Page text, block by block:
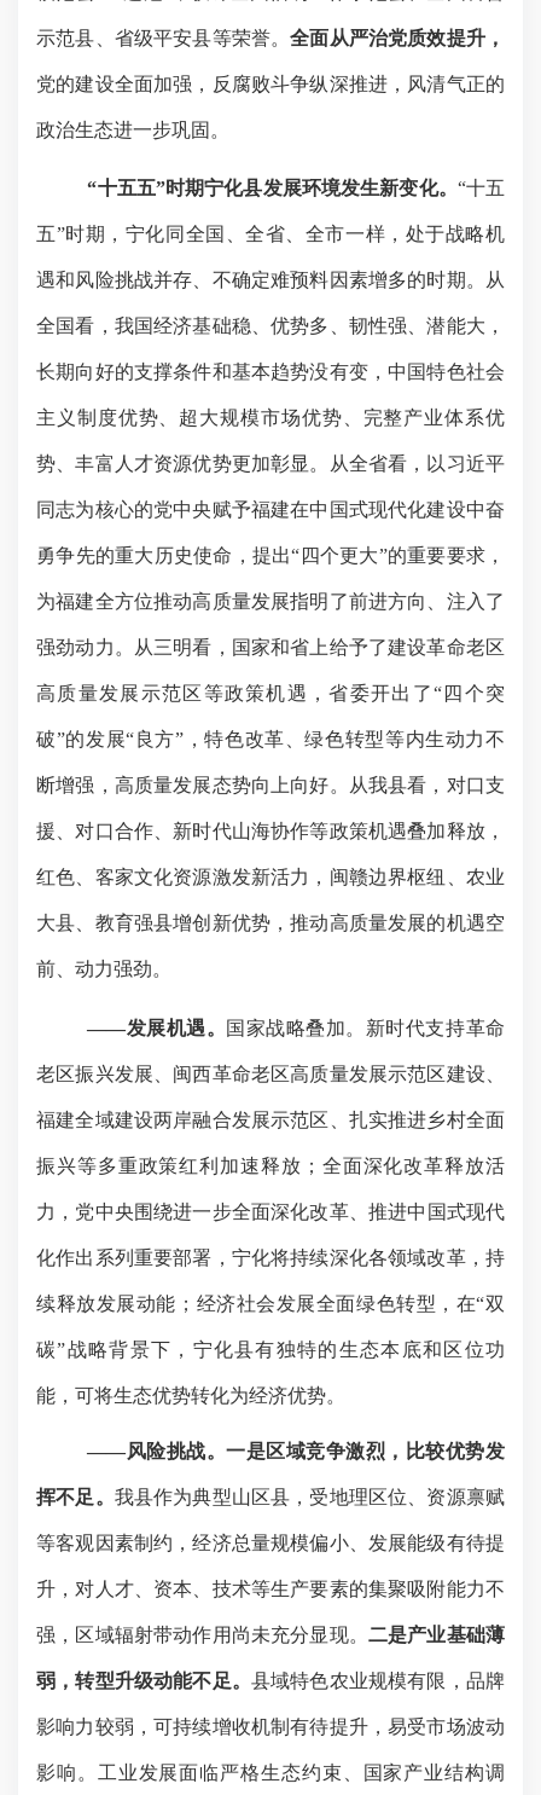
示范县、省级平安县等荣誉。全面从严治党质效提升，
党的建设全面加强，反腐败斗争纵深推进，风清气正的
政治生态进一步巩固。
“十五五”时期宁化县发展环境发生新变化。 “十五
五”时期，宁化同全国、全省、全市一样，处于战略机
遇和风险挑战并存、不确定难预料因素增多的时期。从
全国看，我国经济基础稳、优势多、韧性强、潜能大，
长期向好的支撑条件和基本趋势没有变，中国特色社会
主义制度优势、超大规模市场优势、完整产业体系优
势、丰富人才资源优势更加彰显。从全省看，以习近平
同志为核心的党中央赋予福建在中国式现代化建设中奋
勇争先的重大历史使命，提出“四个更大”的重要要求，
为福建全方位推动高质量发展指明了前进方向、注入了
强劲动力。从三明看，国家和省上给予了建设革命老区
高质量发展示范区等政策机遇，省委开出了“四个突
破”的发展“良方”，特色改革、绿色转型等内生动力不
断增强，高质量发展态势向上向好。从我县看，对口支
援、对口合作、新时代山海协作等政策机遇叠加释放，
红色、客家文化资源激发新活力，闽赣边界枢纽、农业
大县、教育强县增创新优势，推动高质量发展的机遇空
前、动力强劲。
——发展机遇。 国家战略叠加。新时代支持革命
老区振兴发展、闽西革命老区高质量发展示范区建设、
福建全域建设两岸融合发展示范区、扎实推进乡村全面
振兴等多重政策红利加速释放；全面深化改革释放活
力 ， 党中央围绕进一步全面深化改革、推进中国式现代
化作出系列重要部署，宁化将持续深化各领域改革，持
续释放发展动能；经济社会发展全面绿色转型 ， 在“双
碳”战略背景下，宁化县有独特的生态本底和区位功
能，可将生态优势转化为经济优势。
——风险挑战。一是区域竞争激烈，比较优势发
挥不足。 我县作为典型山区县，受地理区位、资源禀赋
等客观因素制约，经济总量规模偏小、发展能级有待提
升，对人才、资本、技术等生产要素的集聚吸附能力不
强，区域辐射带动作用尚未充分显现。 二是产业基础薄
弱，转型升级动能不足。 县域特色农业规模有限，品牌
影响力较弱，可持续增收机制有待提升，易受市场波动
影响。工业发展面临严格生态约束、国家产业结构调